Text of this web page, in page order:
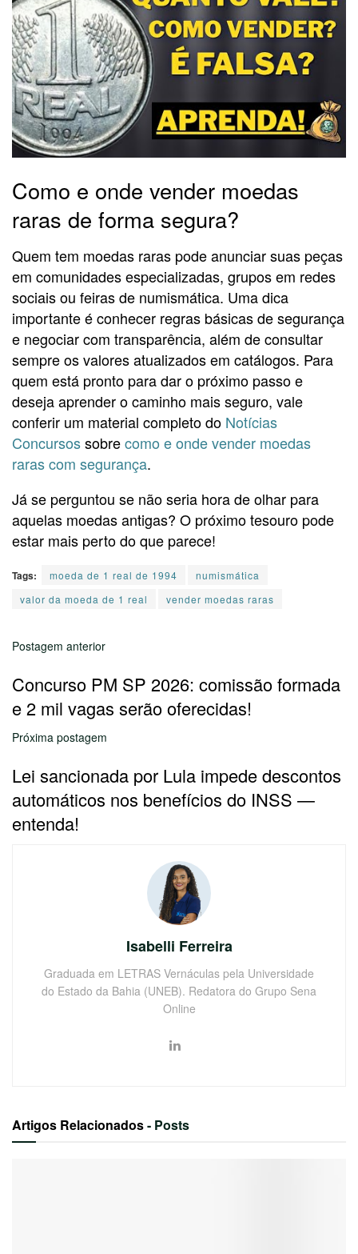
Como e onde vender moedas
raras de forma segura?
Quem tem moedas raras pode anunciar suas peças
em comunidades especializadas, grupos em redes
sociais ou feiras de numismática. Uma dica
importante é conhecer regras básicas de segurança
e negociar com transparência, além de consultar
sempre os valores atualizados em catálogos. Para
quem está pronto para dar o próximo passo e
deseja aprender o caminho mais seguro, vale
conferir um material completo do Notícias
Concursossobrecomo e onde vender moedas
raras com segurança.
Já se perguntou se não seria hora de olhar para
aquelas moedas antigas? O próximo tesouro pode
estar mais perto do que parece!
Tags: moeda de 1 real de 1994
numismática
valor da moeda de 1 real
vender moedas raras
Postagem anterior
Concurso PM SP 2026: comissão formada
e 2 mil vagas serão oferecidas!
Próxima postagem
Lei sancionada por Lula impede descontos
automáticos nos benefícios do INSS —
entenda!
Isabelli Ferreira
Graduada em LETRAS Vernáculas pela Universidade
do Estado da Bahia (UNEB). Redatora do Grupo Sena
Online
Artigos Relacionados- Posts